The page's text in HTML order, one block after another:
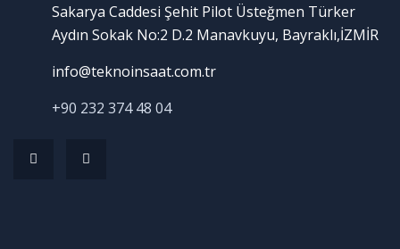
Sakarya Caddesi Şehit Pilot Üsteğmen Türker
Aydın Sokak No:2 D.2 Manavkuyu, Bayraklı,İZMİR
info@teknoinsaat.com.tr
+90 232 374 48 04